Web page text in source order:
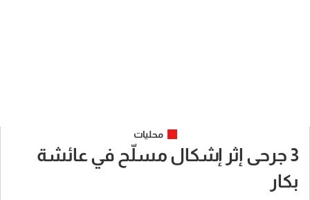
محليات
3 جرحى إثر إشكال مسلّح في عائشة
بكار